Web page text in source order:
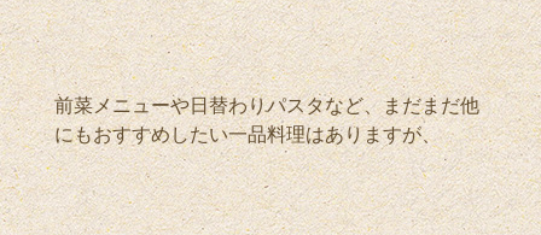
前菜メニューや日替わりパスタなど、まだまだ他
にもおすすめしたい一品料理はありますが、